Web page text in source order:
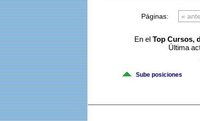
Páginas: «
En el Top Cursos,
Última
Sube posiciones